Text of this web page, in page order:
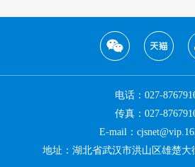
电话：027-
传真：027-
E-mail：
地址：湖北省武汉市洪山区雄楚大